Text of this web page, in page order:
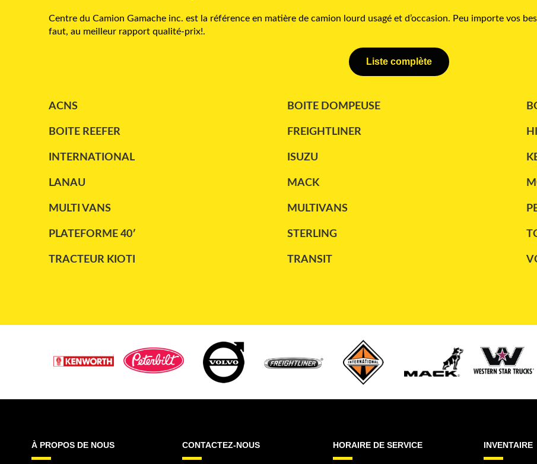
Centre du Camion Gamache inc. est la référence en matière de camion lourd usagé et d’occasion. Peu importe vos
faut, au meilleur rapport qualité-prix!.
Liste complète
ACNS BOITE DOMPEUSE
BOITE REEFER FREIGHTLINER
INTERNATIONAL ISUZU
LANAU MACK
MULTI VANS MULTIVANS
PLATEFORME 40′ STERLING
TRACTEUR KIOTI TRANSIT
À PROPOS DE NOUS CONTACTEZ-NOUS HORAIRE DE SERVICE INVENTAIRE